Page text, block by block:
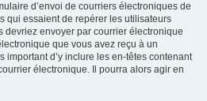
d’envoi de courriers électroniques de
qui essaient de repérer les utilisateurs
devriez envoyer par courrier électronique
que vous avez reçu à un
important d’y inclure les en-têtes contenant
électronique. Il pourra alors agir en